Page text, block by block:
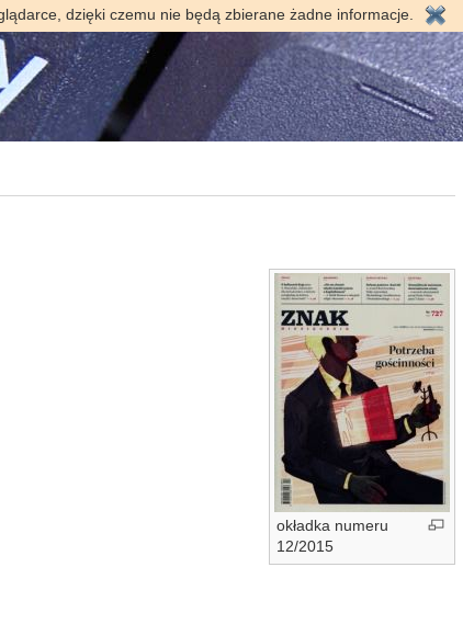
dzięki czemu nie będą zbierane żadne informacje.
okładka numeru
12/2015